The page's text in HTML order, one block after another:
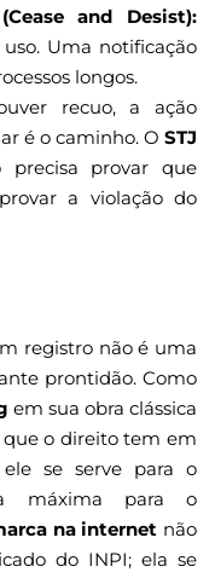
and Desist):
Uma notificação
longos.
recuo, a ação
é o caminho. O STJ
provar que
a violação do
registro não é uma
prontidão. Como
em sua obra clássica
que o direito tem em
se serve para o
máxima para o
na internet não
do INPI; ela se